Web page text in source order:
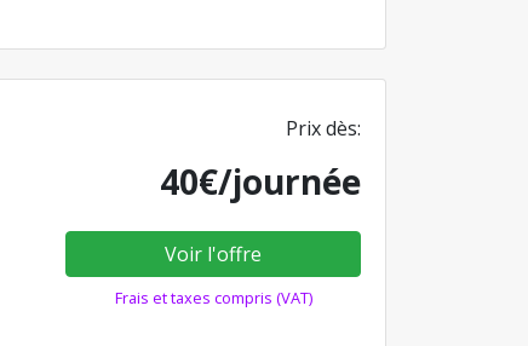
Prix dès:
40€/journée
Voir l'offre
Frais et taxes compris (VAT)